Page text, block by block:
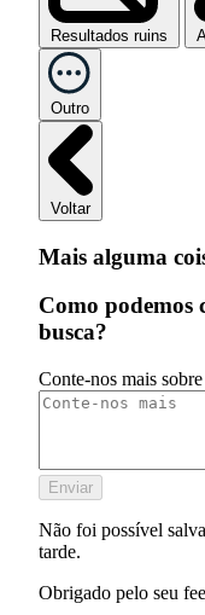
Resultados ruins
Outro
Voltar
Mais alguma
Como podemos
busca?
Conte-nos mais
Enviar
Não foi possível
tarde.
Obrigado pelo seu